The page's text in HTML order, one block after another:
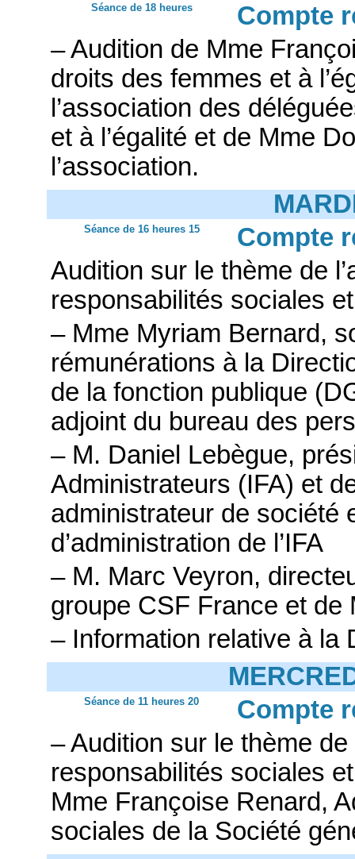
Séance de 18 heures
Compte
– Audition de Mme
droits des femmes et à
l’association des
et à l’égalité et de Mme
l’association.
Séance de 16 heures 15
Compte
Audition sur le thème de
responsabilités sociales
– Mme Myriam Bernard,
rémunérations à la
de la fonction publique
adjoint du bureau des
– M. Daniel Lebègue,
Administrateurs (IFA) et
administrateur de société
d’administration de l’IFA
– M. Marc Veyron,
groupe CSF France et de
– Information relative à la
Séance de 11 heures 20
Compte
– Audition sur le thème
responsabilités sociales
Mme Françoise Renard,
sociales de la Société